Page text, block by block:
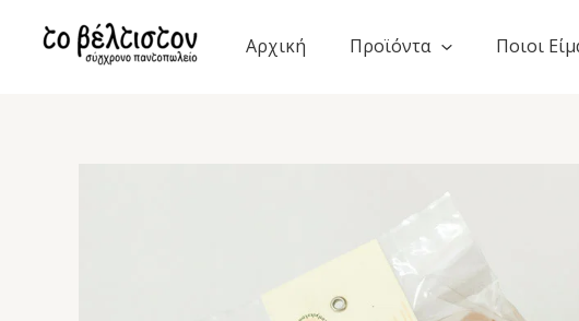
περιεχόμενο
Αρχική Προϊόντα Ποιοι